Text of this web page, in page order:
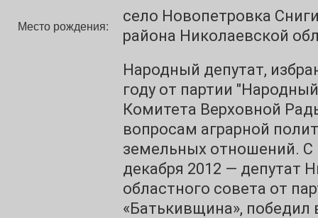
Место рождения:
село Новопетровка
района Николаевской
Народный депутат,
году от партии
Комитета Верховной
вопросам аграрной
земельных отношений. С
декабря 2012 — депутат
областного совета от
«Батькивщина», победил